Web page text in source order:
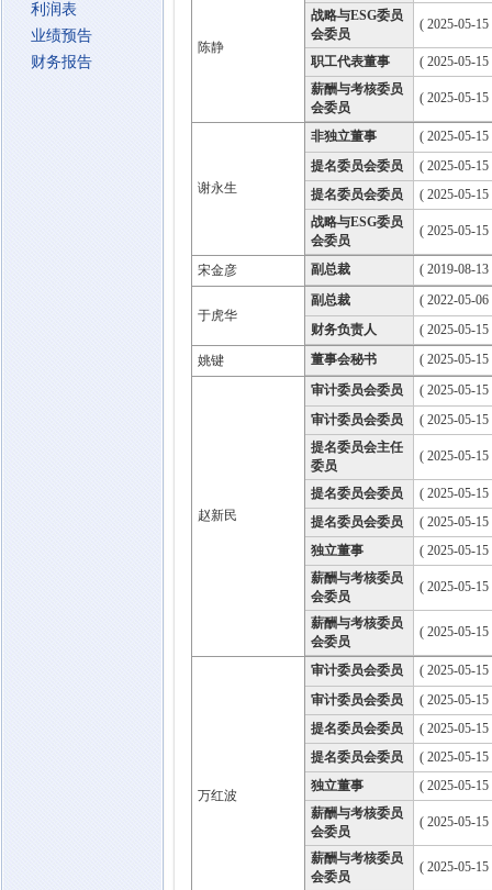
利润表
业绩预告
财务报告
陈静
战略与ESG委员
会委员
( 2025-05-
职工代表董事
( 2025-05-
薪酬与考核委员
会委员
( 2025-05-
谢永生
非独立董事
( 2025-05-
提名委员会委员
( 2025-05-
提名委员会委员
( 2025-05-
战略与ESG委员
会委员
( 2025-05-
宋金彦 副总裁 ( 2019-08-
于虎华
副总裁
( 2022-05-
财务负责人
( 2025-05-
姚键
董事会秘书 ( 2025-05-
赵新民
审计委员会委员
( 2025-05-
审计委员会委员
( 2025-05-
提名委员会主任
委员
( 2025-05-
提名委员会委员
( 2025-05-
提名委员会委员
( 2025-05-
独立董事
( 2025-05-
薪酬与考核委员
会委员
( 2025-05-
薪酬与考核委员
会委员
( 2025-05-
万红波
审计委员会委员
( 2025-05-
审计委员会委员
( 2025-05-
提名委员会委员
( 2025-05-
提名委员会委员
( 2025-05-
独立董事
( 2025-05-
薪酬与考核委员
会委员
( 2025-05-
薪酬与考核委员
会委员
( 2025-05-